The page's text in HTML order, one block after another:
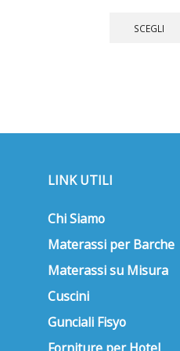
SCEGLI
LINK UTILI
Chi Siamo
Materassi per Barche
Materassi su Misura
Cuscini
Gunciali Fisyo